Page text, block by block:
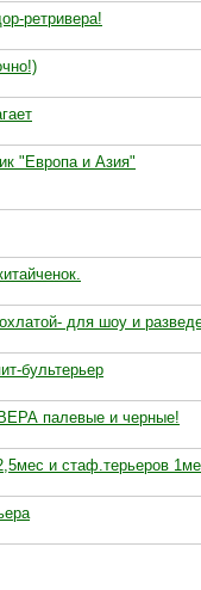
ретривера!
"Европа и Азия"
для шоу и
бультерьер
палевые и черные!
и стаф.терьеров